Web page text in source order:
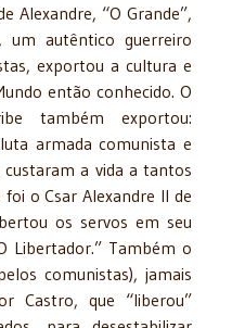
Alexandre, “O Grande”,
um autêntico guerreiro
exportou a cultura e
então conhecido. O
também exportou:
armada comunista e
a vida a tantos
o Csar Alexandre II de
os servos em seu
Libertador.” Também o
comunistas), jamais
Castro, que “liberou”